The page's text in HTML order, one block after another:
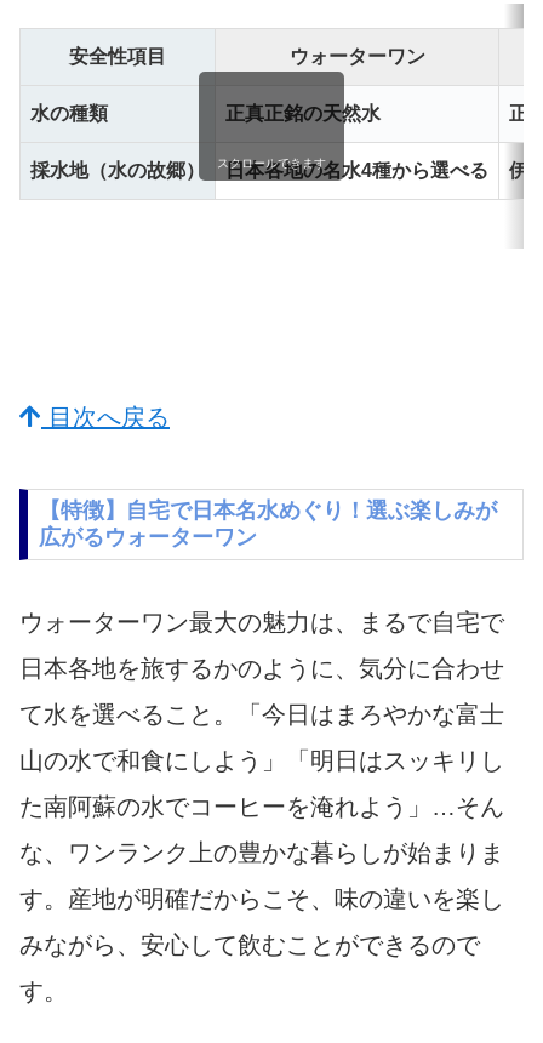
安全性項目 ウォーターワン
水の種類 正真正銘の天然水 正
採水地（水の故郷） 日本各地の名水4種から選べる 伊
スクロールできます
目次へ戻る
【特徴】自宅で日本名水めぐり！選ぶ楽しみが
広がるウォーターワン
ウォーターワン最大の魅力は、まるで自宅で
日本各地を旅するかのように、気分に合わせ
て水を選べること。「今日はまろやかな富士
山の水で和食にしよう」「明日はスッキリし
た南阿蘇の水でコーヒーを淹れよう」…そん
な、ワンランク上の豊かな暮らしが始まりま
す。産地が明確だからこそ、味の違いを楽し
みながら、安心して飲むことができるので
す。